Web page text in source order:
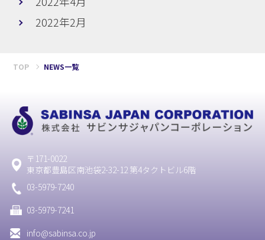
2022年2月
TOP NEWS一覧
〒171-0022
東京都豊島区南池袋2-32-12 第4タクトビル6階
03-5979-7240
03-5979-7241
info@sabinsa.co.jp